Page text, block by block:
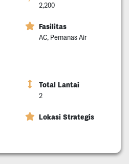
2,200
Fasilitas
AC, Pemanas Air
Total Lantai
2
Lokasi Strategis